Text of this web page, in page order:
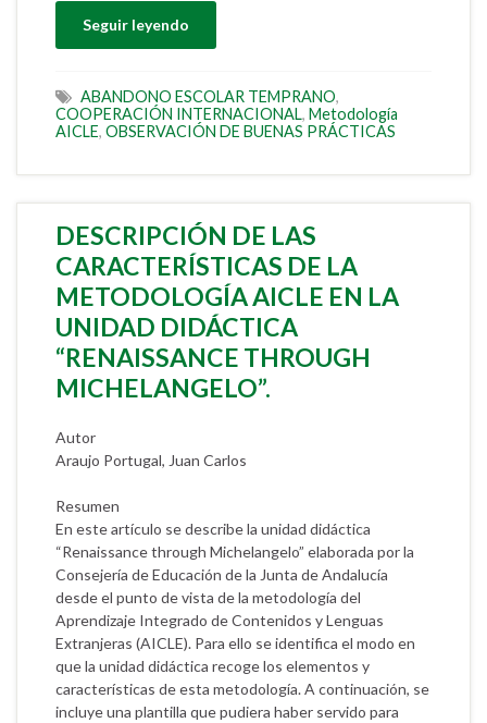
Seguir leyendo
ABANDONO ESCOLAR TEMPRANO,
COOPERACIÓN INTERNACIONAL, Metodología
AICLE, OBSERVACIÓN DE BUENAS PRÁCTICAS
DESCRIPCIÓN DE LAS
CARACTERÍSTICAS DE LA
METODOLOGÍA AICLE EN LA
UNIDAD DIDÁCTICA
“RENAISSANCE THROUGH
MICHELANGELO”.
Autor
Araujo Portugal, Juan Carlos
Resumen
En este artículo se describe la unidad didáctica
“Renaissance through Michelangelo” elaborada por la
Consejería de Educación de la Junta de Andalucía
desde el punto de vista de la metodología del
Aprendizaje Integrado de Contenidos y Lenguas
Extranjeras (AICLE). Para ello se identifica el modo en
que la unidad didáctica recoge los elementos y
características de esta metodología. A continuación, se
incluye una plantilla que pudiera haber servido para